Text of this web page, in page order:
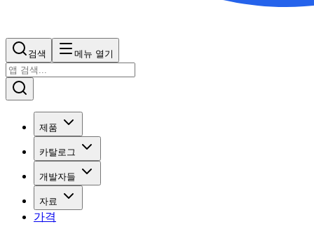
검색 메뉴 열기
제품
카탈로그
개발자들
자료
가격